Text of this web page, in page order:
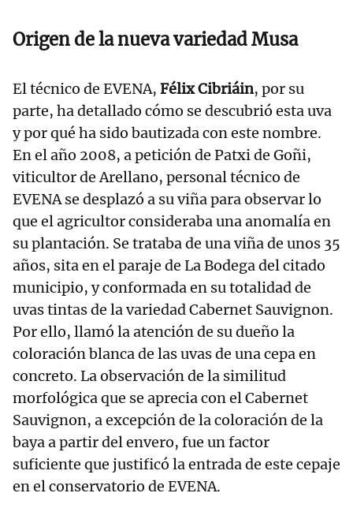
Origen de la nueva variedad Musa
El técnico de EVENA, Félix Cibriáin, por su
parte, ha detallado cómo se descubrió esta uva
y por qué ha sido bautizada con este nombre.
En el año 2008, a petición de Patxi de Goñi,
viticultor de Arellano, personal técnico de
EVENA se desplazó a su viña para observar lo
que el agricultor consideraba una anomalía en
su plantación. Se trataba de una viña de unos 35
años, sita en el paraje de La Bodega del citado
municipio, y conformada en su totalidad de
uvas tintas de la variedad Cabernet Sauvignon.
Por ello, llamó la atención de su dueño la
coloración blanca de las uvas de una cepa en
concreto. La observación de la similitud
morfológica que se aprecia con el Cabernet
Sauvignon, a excepción de la coloración de la
baya a partir del envero, fue un factor
suficiente que justificó la entrada de este cepaje
en el conservatorio de EVENA.